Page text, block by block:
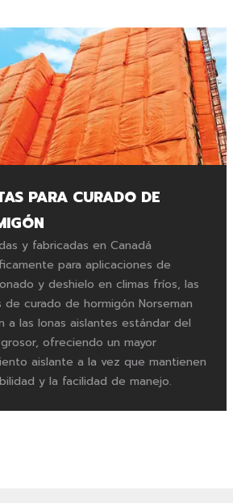
PARA CURADO DE
y fabricadas en Canadá
para aplicaciones de
y deshielo en climas fríos, las
de curado de hormigón Norseman
a las lonas aislantes estándar del
ofreciendo un mayor
aislante a la vez que mantienen
y la facilidad de manejo.